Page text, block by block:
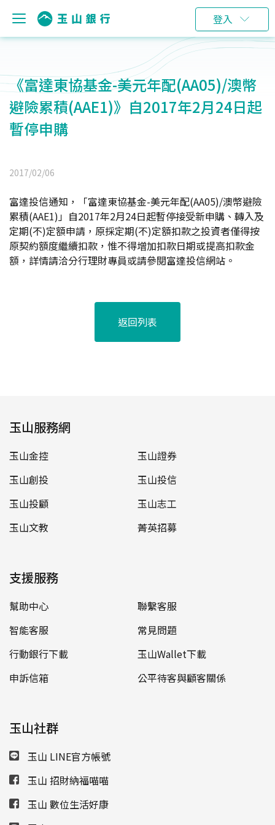
登入
《富達東協基金-美元年配(AA05)/澳幣
避險累積(AAE1)》自2017年2月24日起
暫停申購
2017/02/06
富達投信通知，「富達東協基金-美元年配(AA05)/澳幣避險
累積(AAE1)」自2017年2月24日起暫停接受新申購、轉入及
定期(不)定額申請，原採定期(不)定額扣款之投資者僅得按
原契約額度繼續扣款，惟不得增加扣款日期或提高扣款金
額，詳情請洽分行理財專員或請參閱富達投信網站。
返回列表
玉山服務網
玉山金控
玉山證券
玉山創投
玉山投信
玉山投顧
玉山志工
玉山文教
菁英招募
支援服務
幫助中心
聯繫客服
智能客服
常見問題
行動銀行下載
玉山Wallet下載
申訴信箱
公平待客與顧客關係
玉山社群
玉山 LINE官方帳號
玉山 招財納福喵喵
玉山 數位生活好康